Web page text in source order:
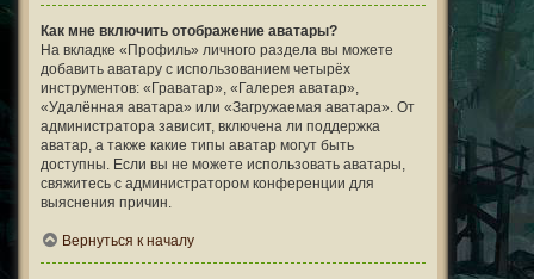
Как мне включить отображение аватары?
На вкладке «Профиль» личного раздела вы можете
добавить аватару с использованием четырёх
инструментов: «Граватар», «Галерея аватар»,
«Удалённая аватара» или «Загружаемая аватара». От
администратора зависит, включена ли поддержка
аватар, а также какие типы аватар могут быть
доступны. Если вы не можете использовать аватары,
свяжитесь с администратором конференции для
выяснения причин.
Вернуться к началу